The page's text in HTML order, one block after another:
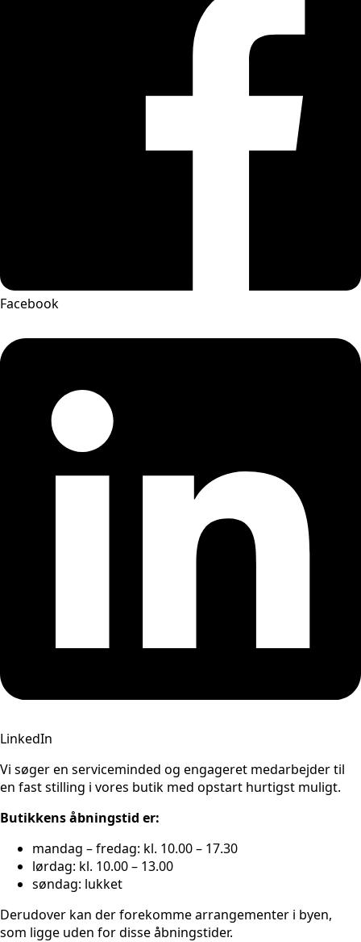
Facebook
LinkedIn
Vi søger en serviceminded og engageret medarbejder til
en fast stilling i vores butik med opstart hurtigst muligt.
Butikkens åbningstid er:
mandag – fredag: kl. 10.00 – 17.30
lørdag: kl. 10.00 – 13.00
søndag: lukket
Derudover kan der forekomme arrangementer i byen,
som ligge uden for disse åbningstider.